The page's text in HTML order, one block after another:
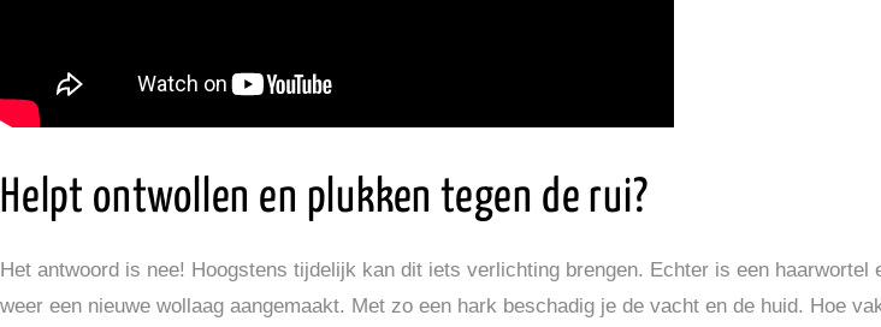
Helpt ontwollen en plukken tegen de rui?
Het antwoord is nee! Hoogstens tijdelijk kan dit iets verlichting brengen. Echter is een
weer een nieuwe wollaag aangemaakt. Met zo een hark beschadig je de vacht en de huid. Hoe